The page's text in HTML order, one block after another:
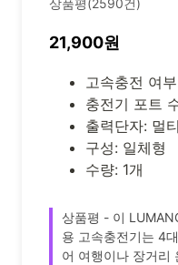
상품평(2590건)
21,900원
고속충전 여
충전기 포트
출력단자: 멀
구성: 일체형
수량: 1개
상품평 - 이
용 고속충전기는 4
어 여행이나 장거리